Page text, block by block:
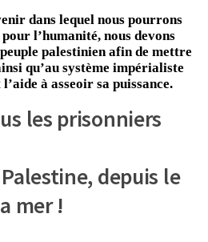
dans lequel nous pourrons
l’humanité, nous devons
palestinien afin de mettre
qu’au système impérialiste
à asseoir sa puissance.
les prisonniers
depuis le
mer !